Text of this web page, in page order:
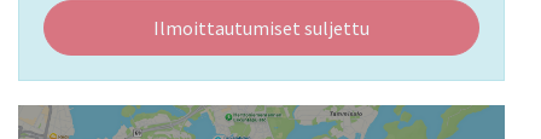
Ilmoittautumiset suljettu